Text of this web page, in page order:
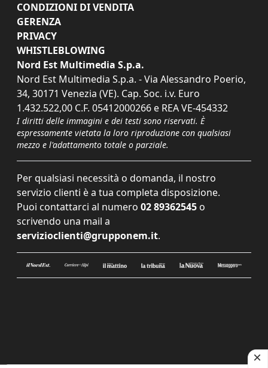
CONDIZIONI DI VENDITA
GERENZA
PRIVACY
WHISTLEBLOWING
Nord Est Multimedia S.p.a.
Nord Est Multimedia S.p.a. - Via Alessandro Poerio,
34, 30171 Venezia (VE). Cap. Soc. i.v. Euro
1.432.522,00 C.F. 05412000266 e REA VE-454332
I diritti delle immagini e dei testi sono riservati. È
espressamente vietata la loro riproduzione con qualsiasi
mezzo e l'adattamento totale o parziale.
Per qualsiasi necessità o domanda, il nostro
servizio clienti è a tua completa disposizione.
Puoi contattarci al numero 02 89362545 o
scrivendo una mail a
servizioclienti@grupponem.it.